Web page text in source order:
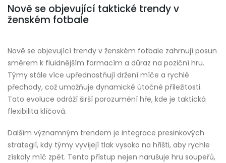
Nově se objevující taktické trendy v
ženském fotbale
Nově se objevující trendy v ženském fotbale zahrnují posun
směrem k fluidnějším formacím a důraz na poziční hru.
Týmy stále více upřednostňují držení míče a rychlé
přechody, což umožňuje dynamické útočné příležitosti.
Tato evoluce odráží širší porozumění hře, kde je taktická
flexibilita klíčová.
Dalším významným trendem je integrace presinkových
strategií, kdy týmy vyvíjejí tlak vysoko na hřišti, aby rychle
získaly míč zpět. Tento přístup nejen narušuje hru soupeřů,